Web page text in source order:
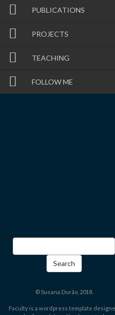
PUBLICATIONS
PROJECTS
TEACHING
FOLLOW ME
for:
© Susana Durão, 2018.
Faculty is a wordpress template